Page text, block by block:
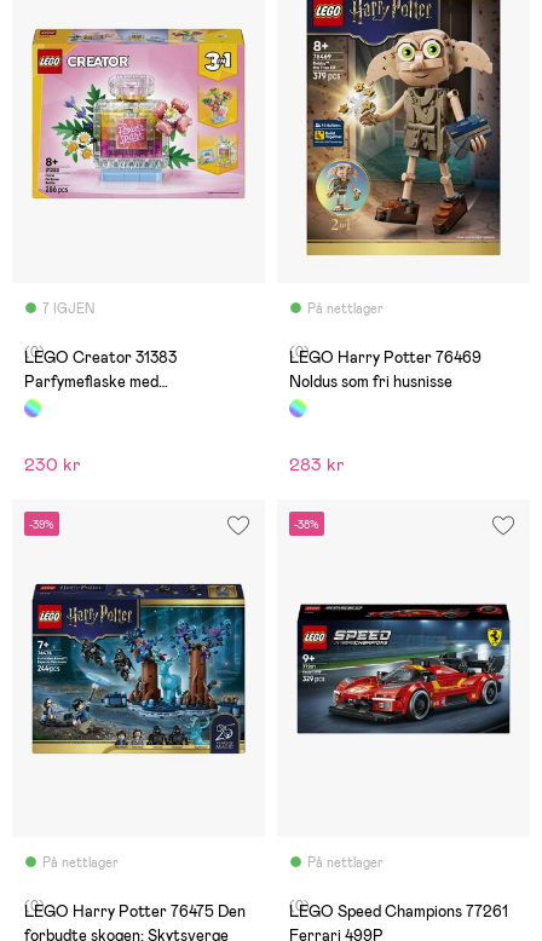
7 IGJEN
(0)
LEGO Creator 31383
Parfymeflaske med
blomsterdekor
230 kr
På nettlager
(0)
LEGO Harry Potter 76469
Noldus som fri husnisse
283 kr
-39%
På nettlager
(0)
LEGO Harry Potter 76475 Den
forbudte skogen: Skytsverge
-38%
På nettlager
(0)
LEGO Speed Champions 77261
Ferrari 499P